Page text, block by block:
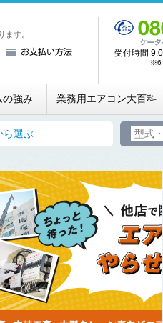
舗用エアコン専門店 エアコンコム
ます。
受付時間
※6
の強み 業務用エアコン大百科
ら選ぶ